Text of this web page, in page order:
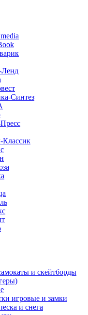
Ленд
Синтез
Классик
и скейтборды
игровые и замки
и снега